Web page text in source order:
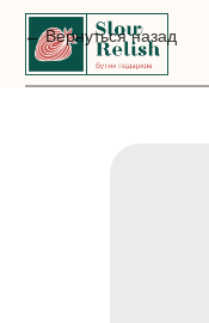
Вернуться назад